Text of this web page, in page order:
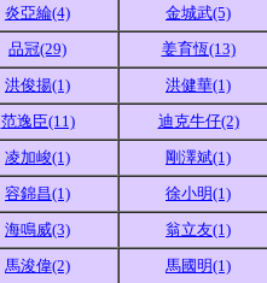
炎亞綸(4)
金城武(5)
品冠(29)
姜育恆(13)
洪俊揚(1)
洪健華(1)
范逸臣(11)
迪克牛仔(2)
凌加峻(1)
剛澤斌(1)
容錦昌(1)
徐小明(1)
海鳴威(3)
翁立友(1)
馬浚偉(2)
馬國明(1)